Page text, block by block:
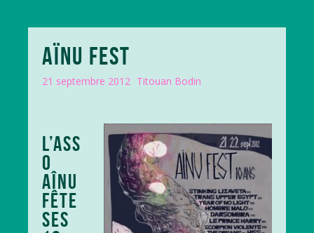
AÏNU FEST
21 septembre 2012 Titouan Bodin
L’ASS
O
AÎNU
FÊTE
SES